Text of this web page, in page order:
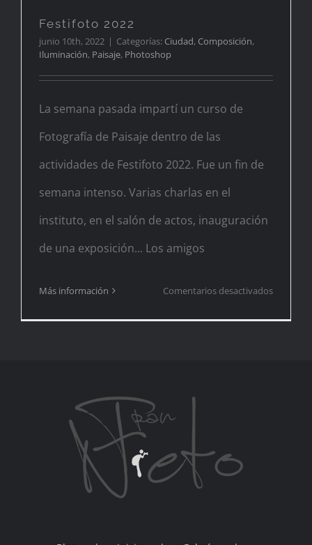
Festifoto 2022
junio 10th, 2022 | Categorías: Ciudad, Composición,
Iluminación, Paisaje, Photoshop
La semana pasada impartí un curso de
Fotografía de Paisaje dentro de las
actividades de Festifoto 2022. Fue un fin de
semana intenso. Varias charlas en el
instituto, en el salón de actos, inauguración
de una exposición... Los amigos
Más información Comentarios desactivadosen